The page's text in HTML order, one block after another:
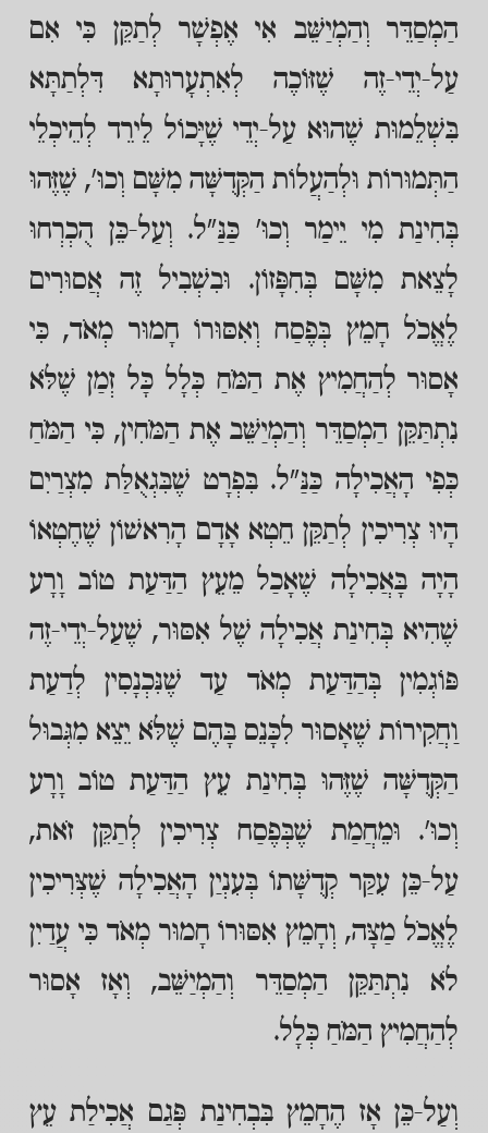
הַמְסַדֵּר וְהַמְיַשֵּׁב אִי אֶפְשָׁר לְתַקֵּן כִּי אִם
עַל-יְדֵי-זֶה שֶׁזּוֹכֶה לְאִתְעָרוּתָא דִּלְתַתָּא
בִּשְׁלֵמוּת שֶׁהוּא עַל-יְדֵי שֶׁיָּכוֹל לֵירֵד לְהֵיכְלֵי
הַתְּמוּרוֹת וּלְהַעֲלוֹת הַקְּדֻשָּׁה מִשָּׁם וְכוּ', שֶׁזֶּהוּ
בְּחִינַת מִי יֵימַר וְכוּ' כַּנַּ"ל. וְעַל-כֵּן הֻכְרְחוּ
לָצֵאת מִשָּׁם בְּחִפָּזוֹן. וּבִשְׁבִיל זֶה אֲסוּרִים
לֶאֱכֹל חָמֵץ בְּפֶסַח וְאִסּוּרוֹ חָמוּר מְאֹד, כִּי
אָסוּר לְהַחֲמִיץ אֶת הַמֹּחַ כְּלָל כָּל זְמַן שֶׁלֹּא
נִתְתַּקֵּן הַמְסַדֵּר וְהַמְיַשֵּׁב אֶת הַמֹּחִין, כִּי הַמֹּחַ
כְּפִי הָאֲכִילָה כַּנַּ"ל. בִּפְרָט שֶׁבִּגְאֻלַּת מִצְרַיִם
הָיוּ צְרִיכִין לְתַקֵּן חֵטְא אָדָם הָרִאשׁוֹן שֶׁחֶטְאוֹ
הָיָה בָּאֲכִילָה שֶׁאָכַל מֵעֵץ הַדַּעַת טוֹב וָרָע
שֶׁהִיא בְּחִינַת אֲכִילָה שֶׁל אִסּוּר, שֶׁעַל-יְדֵי-זֶה
פּוֹגְמִין בְּהַדַּעַת מְאֹד עַד שֶׁנִּכְנָסִין לְדַעַת
וַחֲקִירוֹת שֶׁאָסוּר לִכָּנֵס בָּהֶם שֶׁלֹּא יֵצֵא מִגְּבוּל
הַקְּדֻשָּׁה שֶׁזֶּהוּ בְּחִינַת עֵץ הַדַּעַת טוֹב וָרָע
וְכוּ'. וּמֵחֲמַת שֶׁבְּפֶסַח צְרִיכִין לְתַקֵּן זֹאת,
עַל-כֵּן עִקַּר קְדֻשָּׁתוֹ בְּעִנְיַן הָאֲכִילָה שֶׁצְּרִיכִין
לֶאֱכֹל מַצָּה, וְחָמֵץ אִסּוּרוֹ חָמוּר מְאֹד כִּי עֲדַיִן
לֹא נִתְתַּקֵּן הַמְסַדֵּר וְהַמְיַשֵּׁב, וְאָז אָסוּר
לְהַחֲמִיץ הַמֹּחַ כְּלָל.
וְעַל-כֵּן אָז הֶחָמֵץ בִּבְחִינַת פְּגַם אֲכִילַת עֵץ